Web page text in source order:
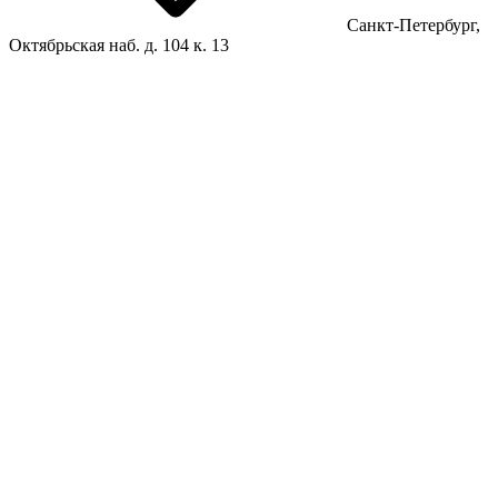
Санкт-Петербург,
Октябрьская наб. д. 104 к. 13